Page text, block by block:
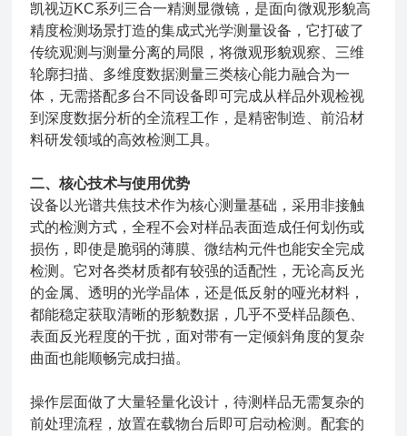
凯视迈KC系列三合一精测显微镜，是面向微观形貌高
精度检测场景打造的集成式光学测量设备，它打破了
传统观测与测量分离的局限，将微观形貌观察、三维
轮廓扫描、多维度数据测量三类核心能力融合为一
体，无需搭配多台不同设备即可完成从样品外观检视
到深度数据分析的全流程工作，是精密制造、前沿材
料研发领域的高效检测工具。
二、核心技术与使用优势
设备以光谱共焦技术作为核心测量基础，采用非接触
式的检测方式，全程不会对样品表面造成任何划伤或
损伤，即使是脆弱的薄膜、微结构元件也能安全完成
检测。它对各类材质都有较强的适配性，无论高反光
的金属、透明的光学晶体，还是低反射的哑光材料，
都能稳定获取清晰的形貌数据，几乎不受样品颜色、
表面反光程度的干扰，面对带有一定倾斜角度的复杂
曲面也能顺畅完成扫描。
操作层面做了大量轻量化设计，待测样品无需复杂的
前处理流程，放置在载物台后即可启动检测。配套的